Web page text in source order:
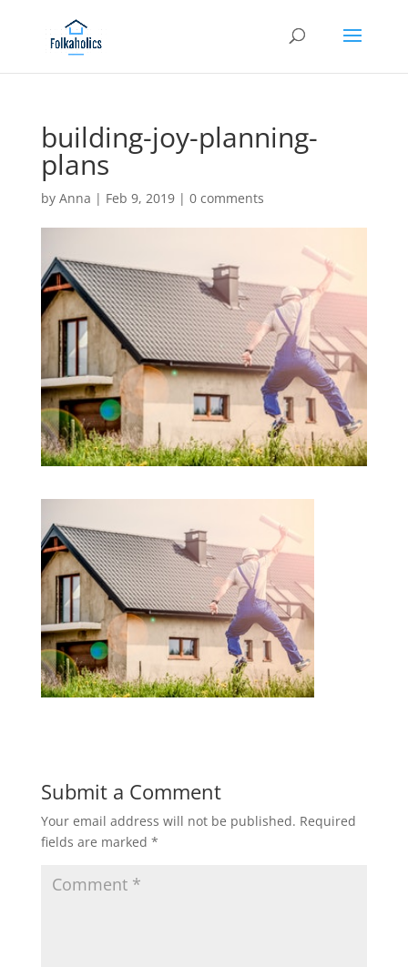
building-joy-planning-
plans
by Anna | Feb 9, 2019| 0 comments
Submit a Comment
Your email address will not be published. Required
fields are marked *